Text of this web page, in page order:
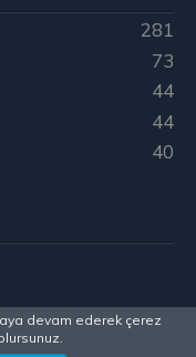
281
73
44
44
40
devam ederek çerez